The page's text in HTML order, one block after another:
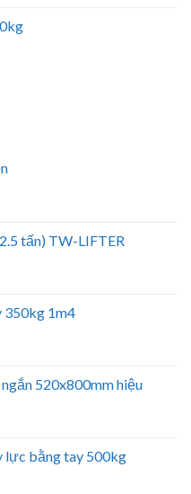
tấn) TW-LIFTER
350kg 1m4
520x800mm hiệu
lực bằng tay 500kg